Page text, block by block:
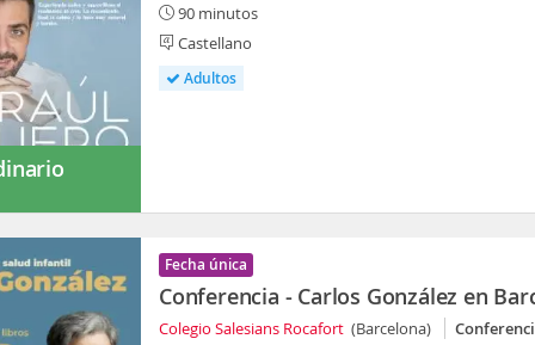
90 minutos
Castellano
Adultos
Fecha única
Conferencia - Carlos González en
Colegio Salesians Rocafort (Barcelona)